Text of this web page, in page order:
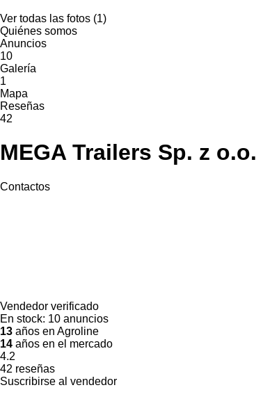
Ver todas las fotos (1)
Quiénes somos
Anuncios
10
Galería
1
Mapa
Reseñas
42
MEGA Trailers Sp. z o.o.
Contactos
Vendedor verificado
En stock: 10 anuncios
13 años en Agroline
14 años en el mercado
4.2
42 reseñas
Suscribirse al vendedor